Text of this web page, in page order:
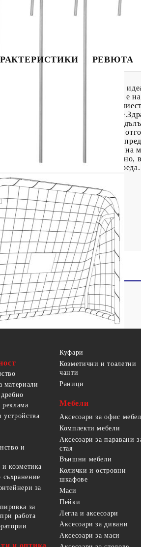
РЕВЮТА
стил и функционалност, е
материал: Футболната мрежа е
и якост на опън.
така е лесен за
и здравина, осигурявайки
транспортиране и съхранение,
за обучение по футбол е
да се използва в задния двор,
сглобяването възможно най-лесно,
се люшкaйте на напречната греда.
боядисана стомана
x Ш x В)
материали
и
козметика
за
за
работа
и оптика
Куфари
Козметични и тоалетни
чанти
Раници
Мебели
Аксесоари за офис
Комплекти мебели
Аксесоари за паравани
стая
Външни мебели
Колички и островни
шкафове
Маси
Пейки
Легла и аксесоари
Аксесоари за дивани
Аксесоари за маси